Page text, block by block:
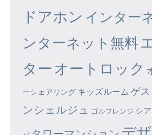
ドアホン インター
ンターネット無料
ター オートロック
ーシェアリング キッズルーム ゲス
ンシェルジュ
ゴルフレンジ シ